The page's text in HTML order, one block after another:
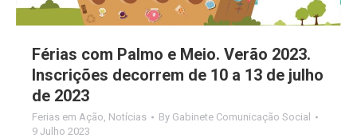
Férias com Palmo e Meio. Verão 2023.
Inscrições decorrem de 10 a 13 de julho
de 2023
Ferias em Ação Notícias By Gabinete Comunicação Social
9 Julho 2023